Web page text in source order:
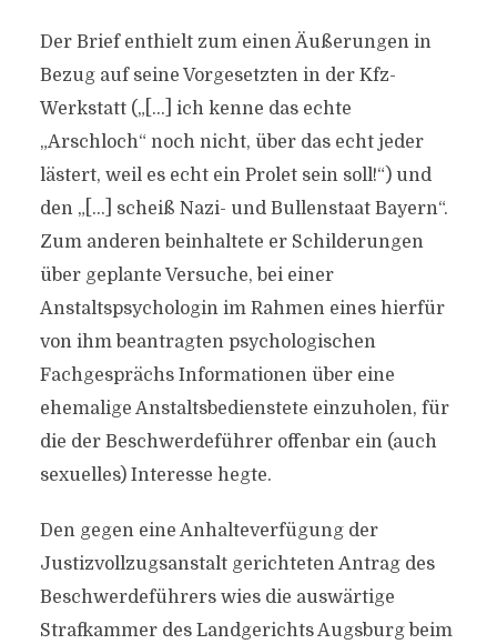
Der Brief enthielt zum einen Äußerungen in
Bezug auf seine Vorgesetzten in der Kfz-
Werkstatt („[…] ich kenne das echte
„Arschloch“ noch nicht, über das echt jeder
lästert, weil es echt ein Prolet sein soll!“) und
den „[…] scheiß Nazi- und Bullenstaat Bayern“.
Zum anderen beinhaltete er Schilderungen
über geplante Versuche, bei einer
Anstaltspsychologin im Rahmen eines hierfür
von ihm beantragten psychologischen
Fachgesprächs Informationen über eine
ehemalige Anstaltsbedienstete einzuholen, für
die der Beschwerdeführer offenbar ein (auch
sexuelles) Interesse hegte.
Den gegen eine Anhalteverfügung der
Justizvollzugsanstalt gerichteten Antrag des
Beschwerdeführers wies die auswärtige
Strafkammer des Landgerichts Augsburg beim